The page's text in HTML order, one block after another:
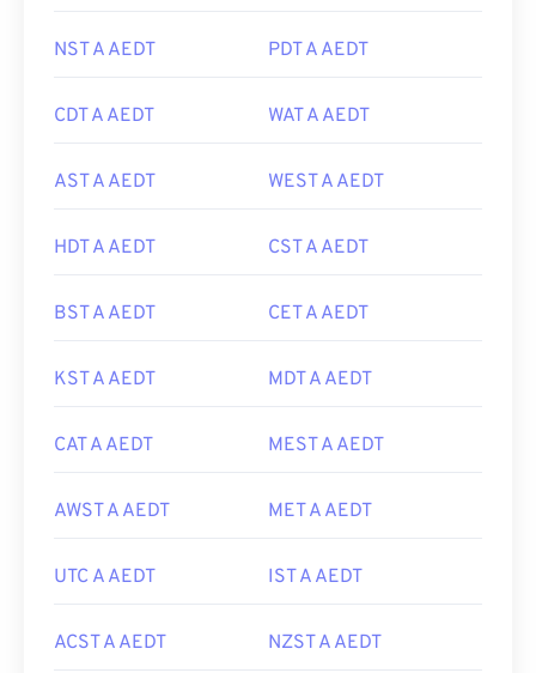
NST A AEDT PDT A AEDT
CDT A AEDT WAT A AEDT
AST A AEDT WEST A AEDT
HDT A AEDT CST A AEDT
BST A AEDT CET A AEDT
KST A AEDT MDT A AEDT
CAT A AEDT MEST A AEDT
AWST A AEDT MET A AEDT
UTC A AEDT IST A AEDT
ACST A AEDT NZST A AEDT